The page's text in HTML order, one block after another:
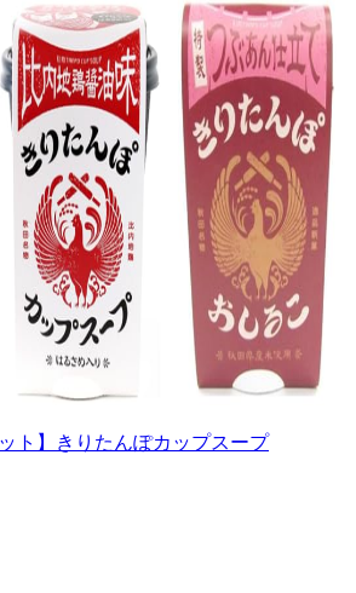
ト】きりたんぽカップスープ